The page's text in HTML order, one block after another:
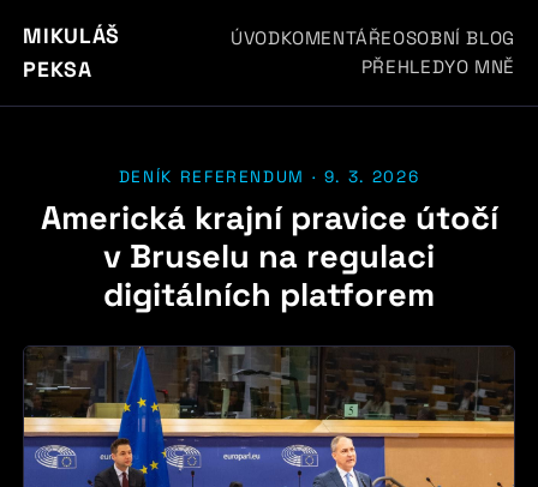
MIKULÁŠ
PEKSA
ÚVODKOMENTÁŘEOSOBNÍ BLOG
PŘEHLEDYO MNĚ
DENÍK REFERENDUM · 9. 3. 2026
Americká krajní pravice útočí
v Bruselu na regulaci
digitálních platforem